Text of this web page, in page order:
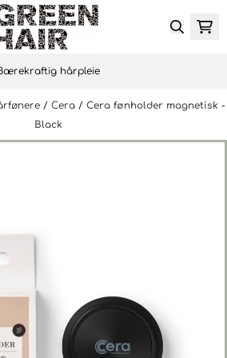
hårpleie
/ Cera / Cera fønholder magnetisk -
Black